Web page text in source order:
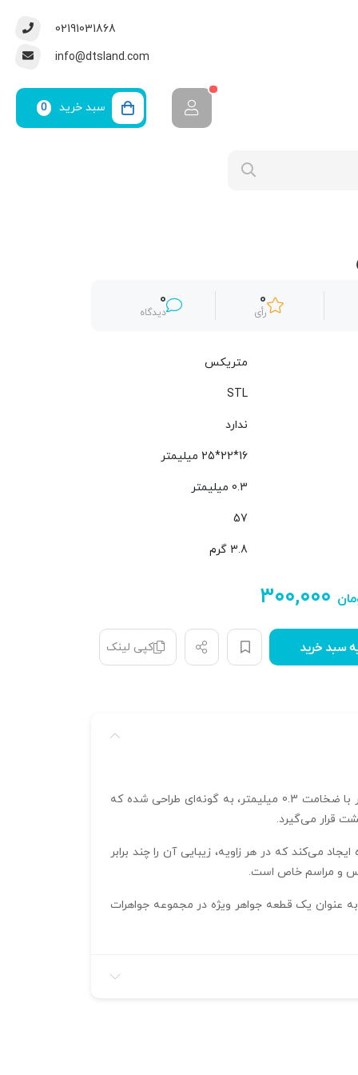
02191031868
info@dtsland.com
سبد خرید 0
0
رأی
0
دیدگاه
متریکس
STL
ندارد
16*22*25 میلیمتر
0.3 میلیمتر
57
3.8 گرم
۳۰۰,۰۰۰
سبد خرید کپی لینک
با ابعاد 16*22*25 میلیمتر و وزن 3.8 گرم، انتخابی عالی برای کسانی است که به دنبال جواهرات ظریف و زیبا هستند. این انگشتر با ضخامت 0.3 میلیمتر، به گونه‌ای طراحی شده که
می‌کند که در هر زاویه، زیبایی آن را چند برابر
و مراسم خاص است.
عنوان یک قطعه جواهر ویژه در مجموعه جواهرات